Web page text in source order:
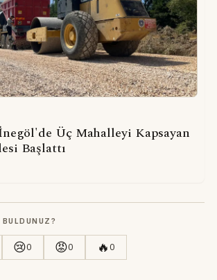
Üç Mahalleyi Kapsayan
Başlattı
😢0 😡0 🔥0